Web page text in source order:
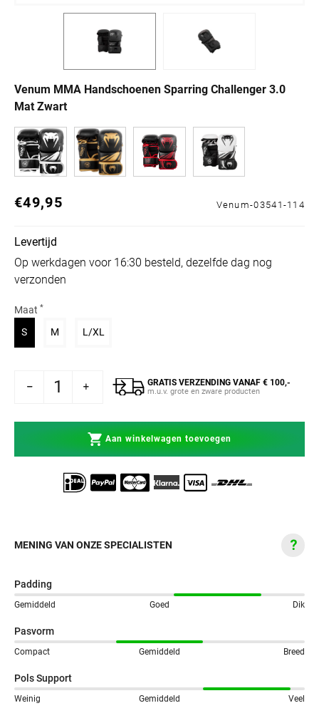
Venum MMA Handschoenen Sparring Challenger 3.0
Mat Zwart
Normale prijs
€49,95 Venum-03541-114
Levertijd
Op werkdagen voor 16:30 besteld, dezelfde dag nog
verzonden
Maat *
SVariant uitverkocht of niet beschikbaar
MVariant uitverkocht of niet beschikbaar
L/XL
Sparring Challenger 3.0 Mat Zwart
MMA Handschoenen Sparring Challenger 3.0 Mat Zwart
GRATIS VERZENDING VANAF € 100,-
m.u.v. grote en zware producten
Aan winkelwagen toevoegen
MENING VAN ONZE SPECIALISTEN
Padding
Gemiddeld Goed Dik
Pasvorm
Compact Gemiddeld Breed
Pols Support
Weinig Gemiddeld Veel